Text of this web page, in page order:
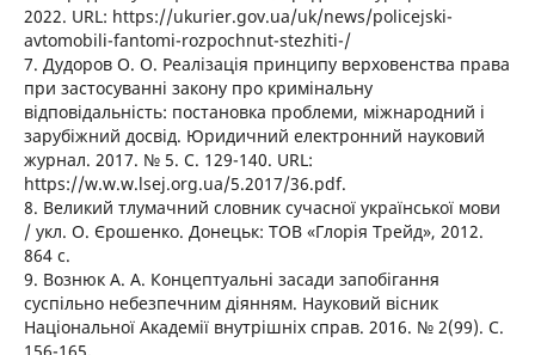
2022. URL: https://ukurier.gov.ua/uk/news/policejski-
avtomobili-fantomi-rozpochnut-stezhiti-/
7. Дудоров О. О. Реалізація принципу верховенства права
при застосуванні закону про кримінальну
відповідальність: постановка проблеми, міжнародний і
зарубіжний досвід. Юридичний електронний науковий
журнал. 2017. № 5. С. 129-140. URL:
https://w.w.w.lsej.org.ua/5.2017/36.pdf.
8. Великий тлумачний словник сучасної української мови
/ укл. О. Єрошенко. Донецьк: ТОВ «Глорія Трейд», 2012.
864 с.
9. Вознюк А. А. Концептуальні засади запобігання
суспільно небезпечним діянням. Науковий вісник
Національної Академії внутрішніх справ. 2016. № 2(99). С.